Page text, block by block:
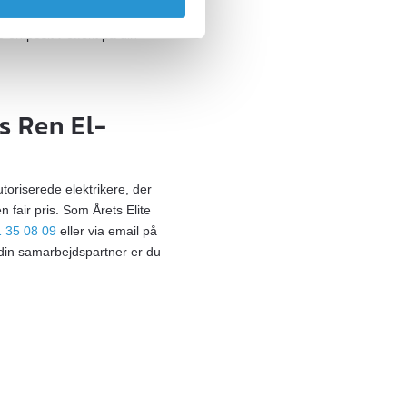
med de gamle
Ren El-
elektrikere, der
fair pris. Som Årets Elite
35 08 09 eller via email på
samarbejdspartner er du